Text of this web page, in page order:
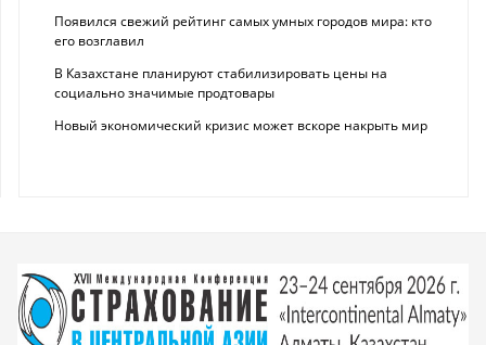
Появился свежий рейтинг самых умных городов мира: кто
его возглавил
В Казахстане планируют стабилизировать цены на
социально значимые продтовары
Новый экономический кризис может вскоре накрыть мир